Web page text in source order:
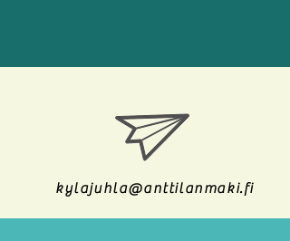
kylajuhla@anttilanmaki.fi